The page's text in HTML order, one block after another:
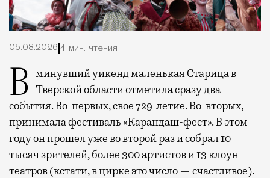
05.08.2026 4 мин. чтения
В минувший уикенд маленькая Старица в Тверской области отметила сразу два
события. Во-первых, свое 729-летие. Во-вторых,
принимала фестиваль «Карандаш-фест». В этом
году он прошел уже во второй раз и собрал 10
тысяч зрителей, более 300 артистов и 13 клоун-
театров (кстати, в цирке это число — счастливое).